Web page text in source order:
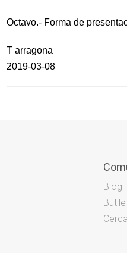
Octavo.- Forma de
T arragona
2019-03-08
Blog
Cerca